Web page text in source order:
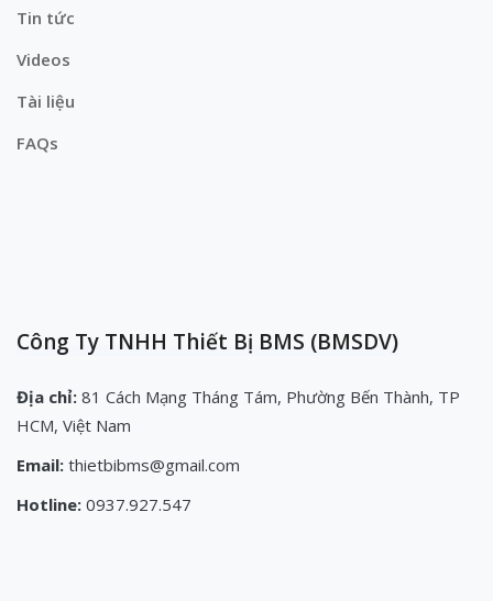
Tin tức
Videos
Tài liệu
FAQs
Công Ty TNHH Thiết Bị BMS (BMSDV)
Địa chỉ: 81 Cách Mạng Tháng Tám, Phường Bến Thành, TP
HCM, Việt Nam
Email: thietbibms@gmail.com
Hotline: 0937.927.547